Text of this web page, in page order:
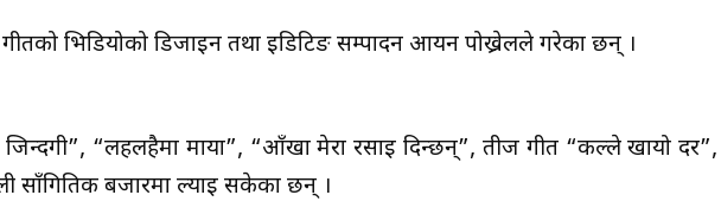
भिडियोको डिजाईन तथा इडिटिङ सम्पादन आर्यन पोख्रेलले गरेका छन् ।
“लहलहैमा माया”, “आँखा मेरा रसाई दिन्छन्”, तीज गीत “कल्ले खायो दर”,
साँगितिक बजारमा ल्याई सकेका छन् ।